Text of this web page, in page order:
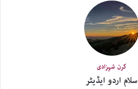
کرن شہزادی
سلام اردو ایڈیٹر